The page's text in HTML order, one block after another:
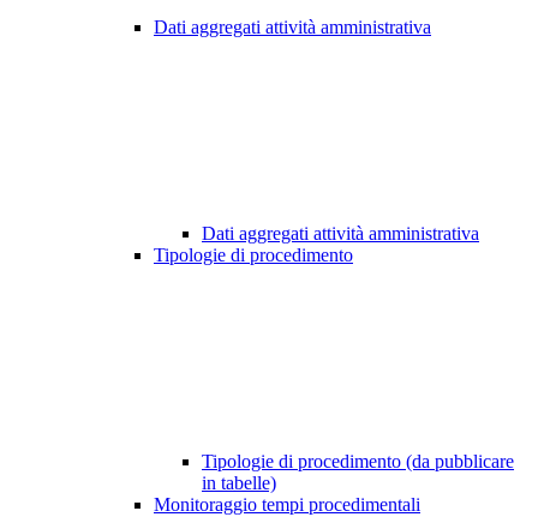
Dati aggregati attività amministrativa
Dati aggregati attività amministrativa
Tipologie di procedimento
Tipologie di procedimento (da pubblicare
in tabelle)
Monitoraggio tempi procedimentali